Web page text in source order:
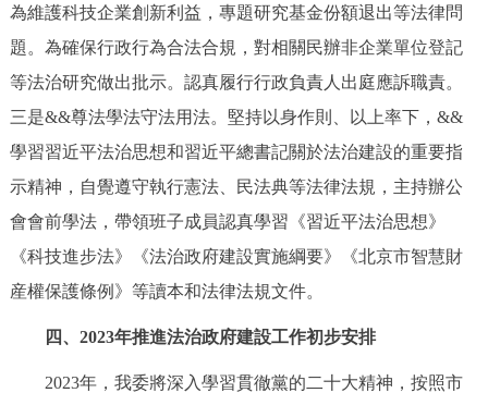
為維護科技企業創新利益，專題研究基金份額退出等法律問
題。為確保行政行為合法合規，對相關民辦非企業單位登記
等法治研究做出批示。認真履行行政負責人出庭應訴職責。
三是&&尊法學法守法用法。堅持以身作則、以上率下，&&
學習習近平法治思想和習近平總書記關於法治建設的重要指
示精神，自覺遵守執行憲法、民法典等法律法規，主持辦公
會會前學法，帶領班子成員認真學習《習近平法治思想》
《科技進步法》《法治政府建設實施綱要》《北京市智慧財
産權保護條例》等讀本和法律法規文件。
四、2023年推進法治政府建設工作初步安排
2023年，我委將深入學習貫徹黨的二十大精神，按照市